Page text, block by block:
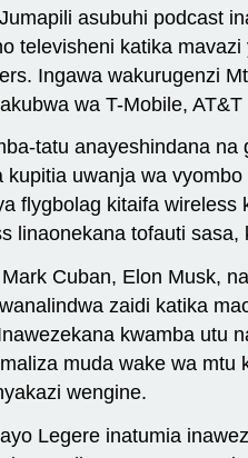
asubuhi podcast
televisheni katika
Ingawa wakurugenzi
wa T-Mobile, AT&T
tatu anayeshindana
uwanja wa
flygbolag kitaifa
linaonekana tofauti
Cuban, Elon Musk,
zaidi katika
kwamba utu
muda wake wa
wengine.
Legere inatumia